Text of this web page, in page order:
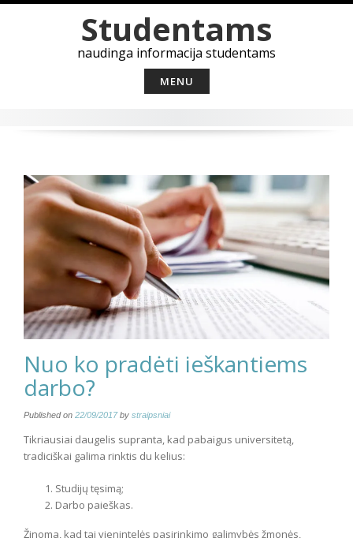
Studentams
naudinga informacija studentams
MENU
Nuo ko pradėti ieškantiems
darbo?
Published on 22/09/2017by straipsniai
Tikriausiai daugelis supranta, kad pabaigus universitetą,
tradiciškai galima rinktis du kelius:
Studijų tęsimą;
Darbo paieškas.
Žinoma, kad tai vienintelės pasirinkimo galimybės žmonės,